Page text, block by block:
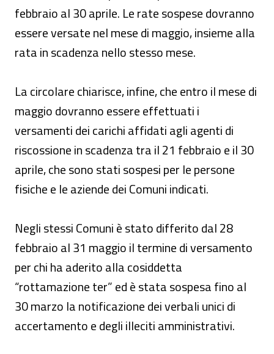
febbraio al 30 aprile. Le rate sospese dovranno
essere versate nel mese di maggio, insieme alla
rata in scadenza nello stesso mese.
La circolare chiarisce, infine, che entro il mese di
maggio dovranno essere effettuati i
versamenti dei carichi affidati agli agenti di
riscossione in scadenza tra il 21 febbraio e il 30
aprile, che sono stati sospesi per le persone
fisiche e le aziende dei Comuni indicati.
Negli stessi Comuni è stato differito dal 28
febbraio al 31 maggio il termine di versamento
per chi ha aderito alla cosiddetta
“rottamazione ter” ed è stata sospesa fino al
30 marzo la notificazione dei verbali unici di
accertamento e degli illeciti amministrativi.